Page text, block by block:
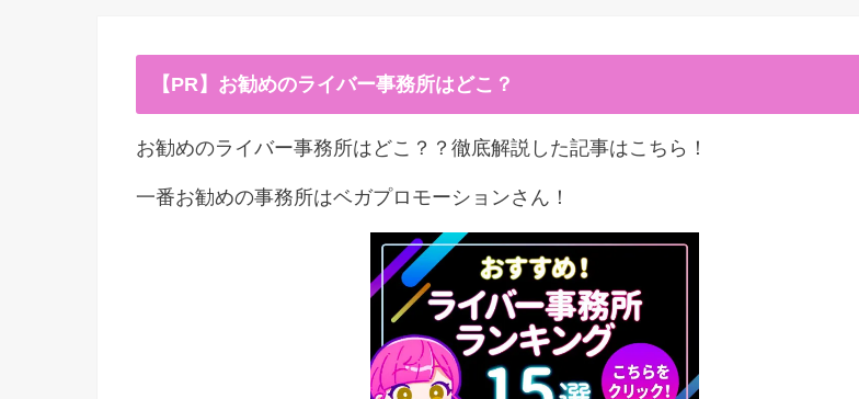
【PR】お勧めのライバー事務所はどこ？
お勧めのライバー事務所はどこ？？徹底解説した記事はこちら！
一番お勧めの事務所はベガプロモーションさん！